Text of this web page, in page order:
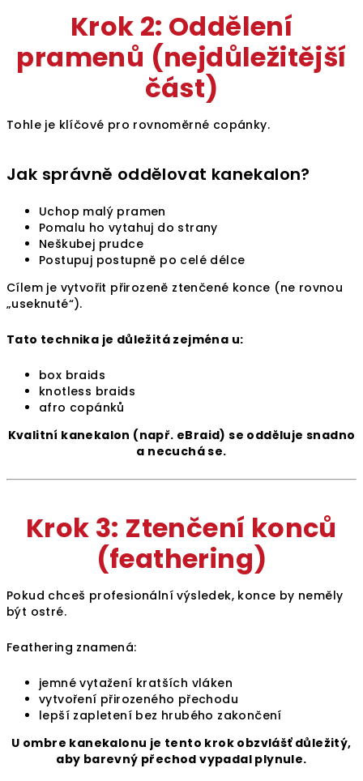
Krok 2: Oddělení
pramenů (nejdůležitější
část)
Tohle je klíčové pro rovnoměrné copánky.
Jak správně oddělovat kanekalon?
Uchop malý pramen
Pomalu ho vytahuj do strany
Neškubej prudce
Postupuj postupně po celé délce
Cílem je vytvořit přirozeně ztenčené konce (ne rovnou
„useknuté“).
Tato technika je důležitá zejména u:
box braids
knotless braids
afro copánků
Kvalitní kanekalon (např. eBraid) se odděluje snadno
a necuchá se.
Krok 3: Ztenčení konců
(feathering)
Pokud chceš profesionální výsledek, konce by neměly
být ostré.
Feathering znamená:
jemné vytažení kratších vláken
vytvoření přirozeného přechodu
lepší zapletení bez hrubého zakončení
U ombre kanekalonu je tento krok obzvlášť důležitý,
aby barevný přechod vypadal plynule.